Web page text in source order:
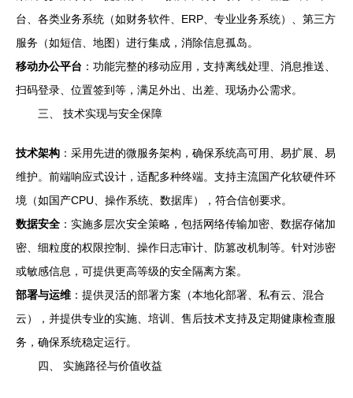
台、各类业务系统（如财务软件、ERP、专业业务系统）、第三方
服务（如短信、地图）进行集成，消除信息孤岛。
移动办公平台 ：功能完整的移动应用，支持离线处理、消息推送、
扫码登录、位置签到等，满足外出、出差、现场办公需求。
三、 技术实现与安全保障
技术架构 ：采用先进的微服务架构，确保系统高可用、易扩展、易
维护。前端响应式设计，适配多种终端。支持主流国产化软硬件环
境（如国产CPU、操作系统、数据库），符合信创要求。
数据安全 ：实施多层次安全策略，包括网络传输加密、数据存储加
密、细粒度的权限控制、操作日志审计、防篡改机制等。针对涉密
或敏感信息，可提供更高等级的安全隔离方案。
部署与运维 ：提供灵活的部署方案（本地化部署、私有云、混合
云），并提供专业的实施、培训、售后技术支持及定期健康检查服
务，确保系统稳定运行。
四、 实施路径与价值收益